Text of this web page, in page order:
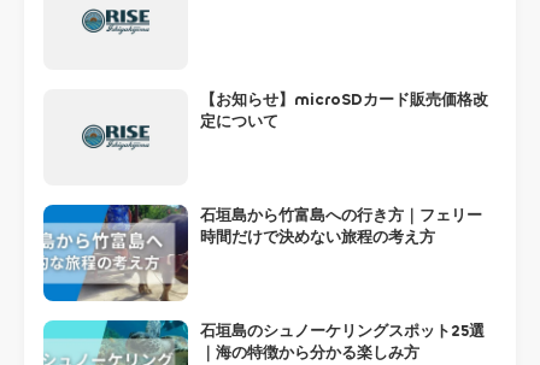
【お知らせ】microSDカード販売価格改
定について
石垣島から竹富島への行き方｜フェリー
時間だけで決めない旅程の考え方
石垣島のシュノーケリングスポット25選
｜海の特徴から分かる楽しみ方